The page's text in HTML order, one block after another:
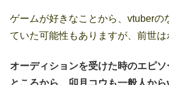
ゲームが好きなことから、vtuberの
ていた可能性もありますが、前世は
オーディションを受けた時のエピ